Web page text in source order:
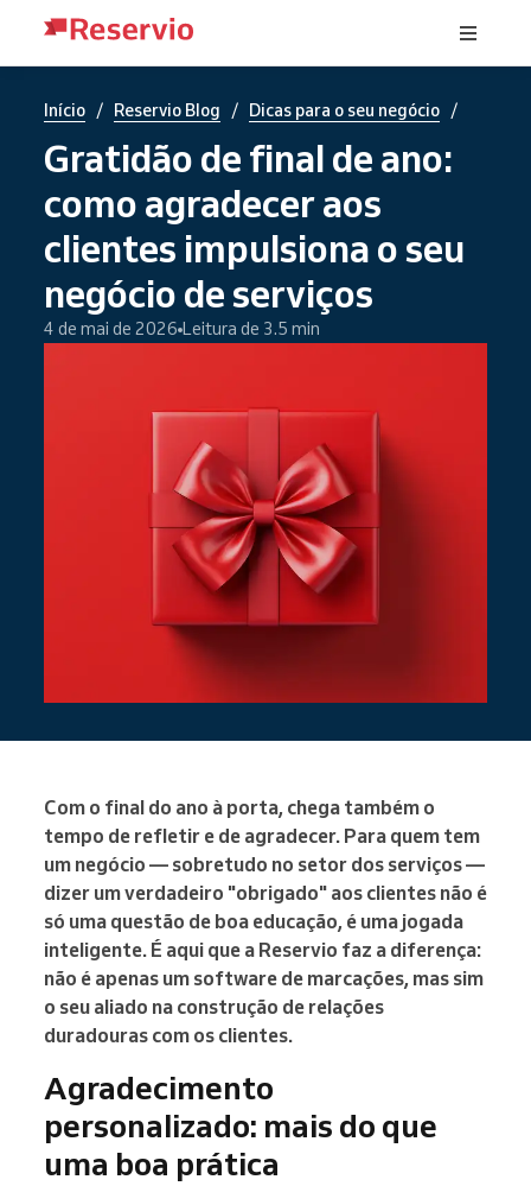
Início / Reservio Blog / Dicas para o seu negócio /
Gratidão de final de ano:
como agradecer aos
clientes impulsiona o seu
negócio de serviços
4 de mai de 2026 Leitura de 3.5 min
Com o final do ano à porta, chega também o
tempo de refletir e de agradecer. Para quem tem
um negócio — sobretudo no setor dos serviços —
dizer um verdadeiro "obrigado" aos clientes não é
só uma questão de boa educação, é uma jogada
inteligente. É aqui que a Reservio faz a diferença:
não é apenas um software de marcações, mas sim
o seu aliado na construção de relações
duradouras com os clientes.
Agradecimento
personalizado: mais do que
uma boa prática